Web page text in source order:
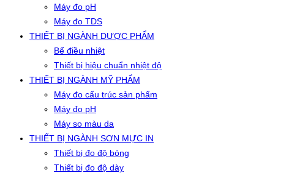
Máy đo pH
Máy đo TDS
THIẾT BỊ NGÀNH DƯỢC PHẨM
Bể điều nhiệt
Thiết bị hiệu chuẩn nhiệt độ
THIẾT BỊ NGÀNH MỸ PHẨM
Máy đo cấu trúc sản phẩm
Máy đo pH
Máy so màu da
THIẾT BỊ NGÀNH SƠN MỰC IN
Thiết bị đo độ bóng
Thiết bị đo độ dày